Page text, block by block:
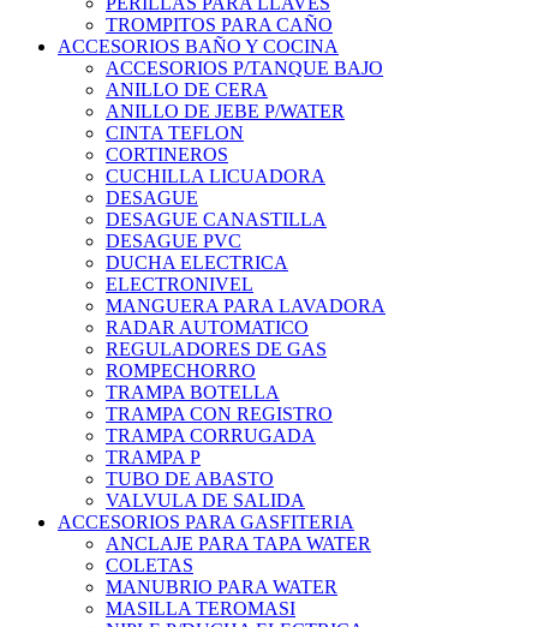
TROMPITOS PARA CAÑO
ACCESORIOS BAÑO Y COCINA
ACCESORIOS P/TANQUE BAJO
ANILLO DE CERA
ANILLO DE JEBE P/WATER
CINTA TEFLON
CORTINEROS
CUCHILLA LICUADORA
DESAGUE
DESAGUE CANASTILLA
DESAGUE PVC
DUCHA ELECTRICA
ELECTRONIVEL
MANGUERA PARA LAVADORA
RADAR AUTOMATICO
REGULADORES DE GAS
ROMPECHORRO
TRAMPA BOTELLA
TRAMPA CON REGISTRO
TRAMPA CORRUGADA
TRAMPA P
TUBO DE ABASTO
VALVULA DE SALIDA
ACCESORIOS PARA GASFITERIA
ANCLAJE PARA TAPA WATER
COLETAS
MANUBRIO PARA WATER
MASILLA TEROMASI